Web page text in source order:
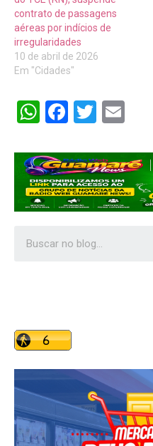
contrato de passagens
aéreas por indícios de
irregularidades
10 de abril de 2026
Em "Cidades"
WhatsApp
Facebook
Twitter